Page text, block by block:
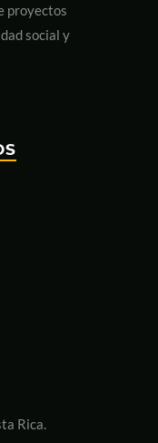
proyectos
social y
Rica.